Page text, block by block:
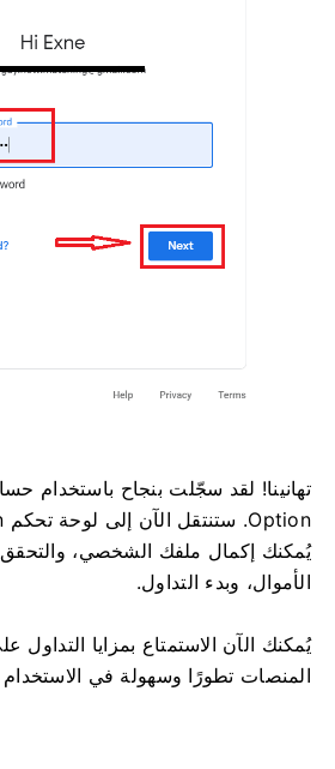
يُمكنك إكمال ملفك الشخصي، والتحقق
الأموال، وبدء التداول.
يُمكنك الآن الاستمتاع بمزايا التداول
المنصات تطورًا وسهولة في